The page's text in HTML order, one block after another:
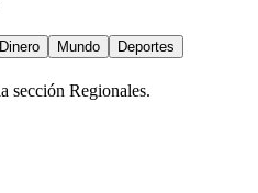
Dinero Mundo
Deportes
sección Regionales.